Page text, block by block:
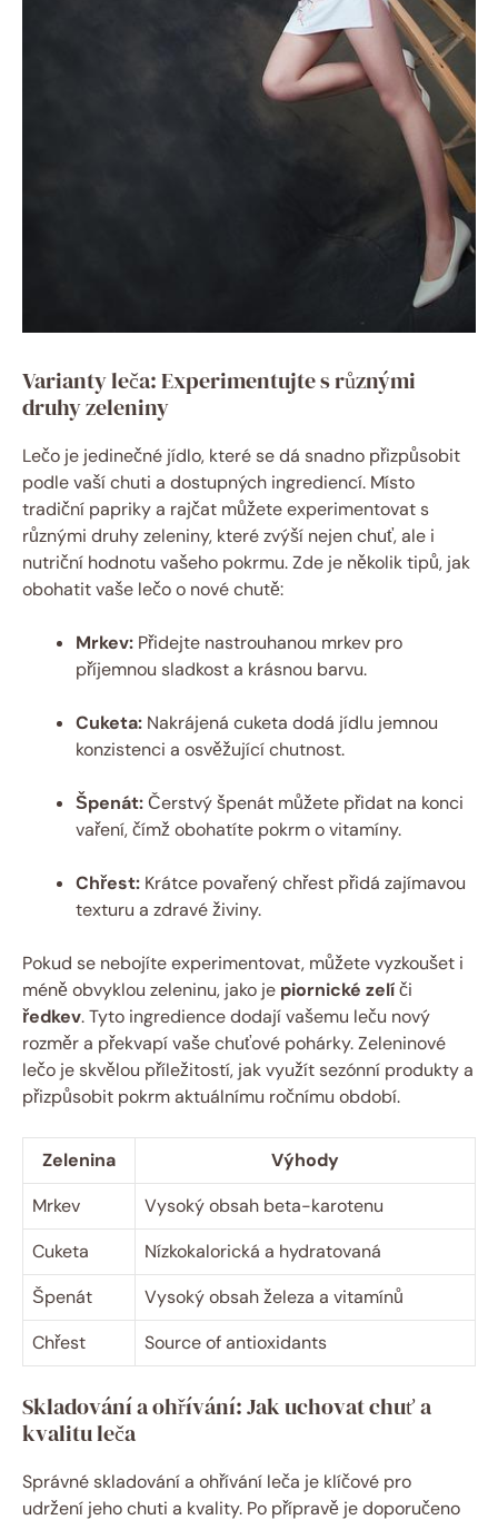
Varianty leča: Experimentujte s různými
druhy zeleniny
Lečo je jedinečné jídlo, které se dá snadno přizpůsobit
podle vaší chuti a dostupných ingrediencí. Místo
tradiční papriky a rajčat můžete experimentovat s
různými druhy zeleniny, které zvýší nejen chuť, ale i
nutriční hodnotu vašeho pokrmu. Zde je několik tipů, jak
obohatit vaše lečo o nové chutě:
Mrkev: Přidejte nastrouhanou mrkev pro
příjemnou sladkost a krásnou barvu.
Cuketa: Nakrájená cuketa dodá jídlu jemnou
konzistenci a osvěžující chutnost.
Špenát:Čerstvý špenát můžete přidat na konci
vaření, čímž obohatíte pokrm o vitamíny.
Chřest: Krátce povařený chřest přidá zajímavou
texturu a zdravé živiny.
Pokud se nebojíte experimentovat, můžete vyzkoušet i
méně obvyklou zeleninu, jako je piornické zelíči
ředkev. Tyto ingredience dodají vašemu leču nový
rozměr a překvapí vaše chuťové pohárky. Zeleninové
lečo je skvělou příležitostí, jak využít sezónní produkty a
přizpůsobit pokrm aktuálnímu ročnímu období.
Zelenina
Výhody
Mrkev
Vysoký obsah beta-karotenu
Cuketa
Nízkokalorická a hydratovaná
Špenát
Vysoký obsah železa a vitamínů
Chřest
Source of antioxidants
Skladování a ohřívání: Jak uchovat chuť a
kvalitu leča
Správné skladování a ohřívání leča je klíčové pro
udržení jeho chuti a kvality. Po přípravě je doporučeno